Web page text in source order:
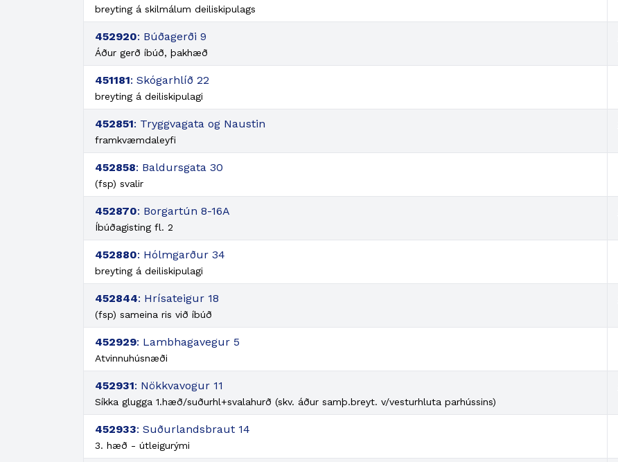
breyting á skilmálum deiliskipulags
452920: Búðagerði 9
Áður gerð íbúð, þakhæð
451181: Skógarhlíð 22
breyting á deiliskipulagi
452851: Tryggvagata og Naustin
framkvæmdaleyfi
452858: Baldursgata 30
(fsp) svalir
452870: Borgartún 8-16A
Íbúðagisting fl. 2
452880: Hólmgarður 34
breyting á deiliskipulagi
452844: Hrísateigur 18
(fsp) sameina ris við íbúð
452929: Lambhagavegur 5
Atvinnuhúsnæði
452931: Nökkvavogur 11
Síkka glugga 1.hæð/suðurhl+svalahurð (skv. áður samþ.breyt. v/vesturhluta parhússins)
452933: Suðurlandsbraut 14
3. hæð - útleigurými